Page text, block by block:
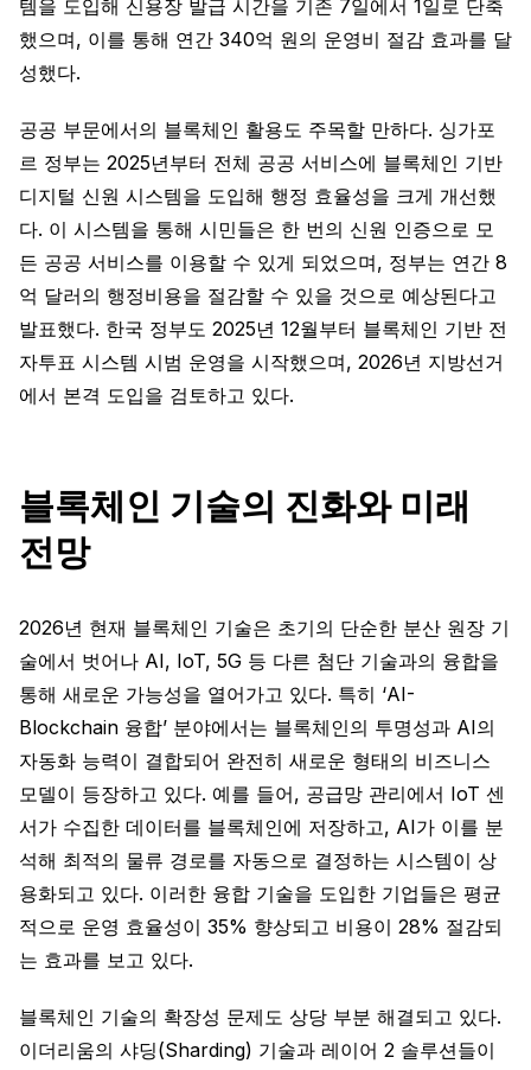
템을 도입해 신용장 발급 시간을 기존 7일에서 1일로 단축
했으며, 이를 통해 연간 340억 원의 운영비 절감 효과를 달
성했다.
공공 부문에서의 블록체인 활용도 주목할 만하다. 싱가포
르 정부는 2025년부터 전체 공공 서비스에 블록체인 기반
디지털 신원 시스템을 도입해 행정 효율성을 크게 개선했
다. 이 시스템을 통해 시민들은 한 번의 신원 인증으로 모
든 공공 서비스를 이용할 수 있게 되었으며, 정부는 연간 8
억 달러의 행정비용을 절감할 수 있을 것으로 예상된다고
발표했다. 한국 정부도 2025년 12월부터 블록체인 기반 전
자투표 시스템 시범 운영을 시작했으며, 2026년 지방선거
에서 본격 도입을 검토하고 있다.
블록체인 기술의 진화와 미래
전망
2026년 현재 블록체인 기술은 초기의 단순한 분산 원장 기
술에서 벗어나 AI, IoT, 5G 등 다른 첨단 기술과의 융합을
통해 새로운 가능성을 열어가고 있다. 특히 ‘AI-
Blockchain 융합’ 분야에서는 블록체인의 투명성과 AI의
자동화 능력이 결합되어 완전히 새로운 형태의 비즈니스
모델이 등장하고 있다. 예를 들어, 공급망 관리에서 IoT 센
서가 수집한 데이터를 블록체인에 저장하고, AI가 이를 분
석해 최적의 물류 경로를 자동으로 결정하는 시스템이 상
용화되고 있다. 이러한 융합 기술을 도입한 기업들은 평균
적으로 운영 효율성이 35% 향상되고 비용이 28% 절감되
는 효과를 보고 있다.
블록체인 기술의 확장성 문제도 상당 부분 해결되고 있다.
이더리움의 샤딩(Sharding) 기술과 레이어 2 솔루션들이